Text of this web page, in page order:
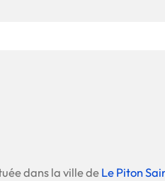
dans la ville deLe Piton